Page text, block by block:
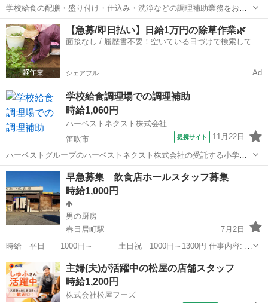
学校給食の配膳・盛り付け・仕込み・洗浄などの調理補助業務をお願
いします。 生徒たちに毎回美味しく温かい食事を提供できるよう、工
夫を凝らした業務をお願いします。 子どもたちが美味しそうに食べる
姿は何よりもやりがいにつながります...
山梨 笛吹市 その他
【急募/即日払い】日給1万円の除草作業🌿
面接なし / 履歴書不要！空いている日づけで検索して即
シェアフル Ad
学校給食調理場での調理補助
時給1,060円
ハーベストネクスト株式会社
笛吹市
提携サイト 11月22日
ハーベストグループのハーベストネクスト株式会社の受託する小学校
給食の配膳・盛り付け・仕込み・洗浄などの調理補助業務をお願いし
ます。 生徒たちに毎回美味しく温かい食事を提供できるよう、工夫を
凝らした業務をお願いします。 子ども...
山梨 笛吹市 その他
早急募集 飲食店ホールスタッフ募集
時給1,000円
男の厨房
春日居町駅
7月2日
時給 平日 1000円～ 土日祝 1000円～1300円 仕事内容: 接
客 オープン作業、配膳、片付け、閉店後の清掃 早番10:00～15:00
遅番17:00～23:00頃 (終わる時間帯はお客様の入り具合や、...
山梨 笛吹市 春日居町駅 居酒屋 遅番
主婦(夫)が活躍中の松屋の店舗スタッフ
時給1,200円
株式会社松屋フーズ